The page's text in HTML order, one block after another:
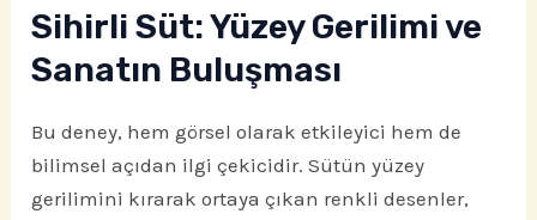
Sihirli Süt: Yüzey Gerilimi ve
Sanatın Buluşması
Bu deney, hem görsel olarak etkileyici hem de
bilimsel açıdan ilgi çekicidir. Sütün yüzey
gerilimini kırarak ortaya çıkan renkli desenler,